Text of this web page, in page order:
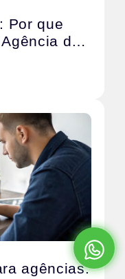
Por que
de
agências: